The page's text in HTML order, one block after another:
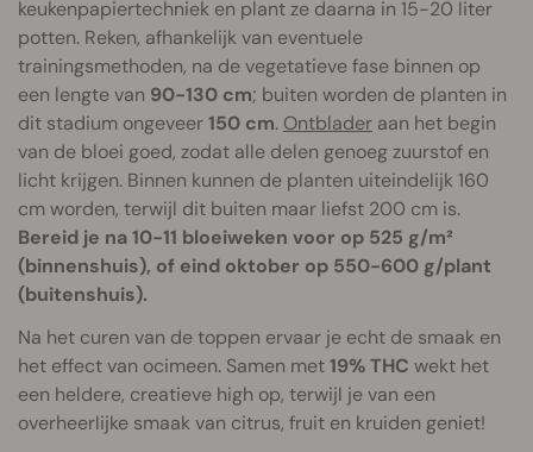
keukenpapiertechniek en plant ze daarna in 15-20 liter
potten. Reken, afhankelijk van eventuele
trainingsmethoden, na de vegetatieve fase binnen op
een lengte van 90-130 cm; buiten worden de planten in
dit stadium ongeveer150 cm. Ontblader aan het begin
van de bloei goed, zodat alle delen genoeg zuurstof en
licht krijgen. Binnen kunnen de planten uiteindelijk 160
cm worden, terwijl dit buiten maar liefst 200 cm is.
Bereid je na 10-11 bloeiweken voor op 525 g/m²
(binnenshuis), of eind oktober op 550-600 g/plant
(buitenshuis).
Na het curen van de toppen ervaar je echt de smaak en
het effect van ocimeen. Samen met19% THC wekt het
een heldere, creatieve high op, terwijl je van een
overheerlijke smaak van citrus, fruit en kruiden geniet!